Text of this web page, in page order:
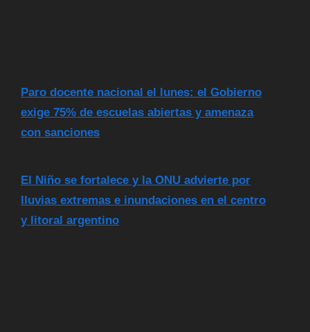
Paro docente nacional el lunes: el Gobierno
exige 75% de escuelas abiertas y amenaza
con sanciones
El Niño se fortalece y la ONU advierte por
lluvias extremas e inundaciones en el centro
y litoral argentino